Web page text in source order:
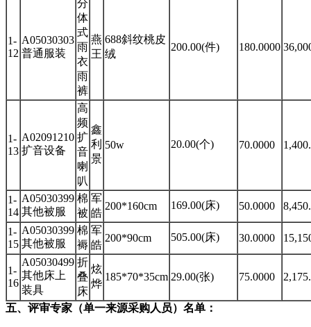
1-
12
A05030303
普通服装
分
体
式
雨
衣
雨
裤
燕
王
688斜纹桃皮
绒
200.00(件) 180.0000
1-
13
A02091210
扩音设备
高
频
扩
音
喇
叭
鑫
利
景
50w 20.00(个) 70.0000
1-
14
A05030399
其他被服
棉
被
军
皓
200*160cm 169.00(床) 50.0000
1-
15
A05030399
其他被服
棉
褥
军
皓
200*90cm 505.00(床) 30.0000
1-
16
A05030499
其他床上
装具
折
叠
床
炫
烨
185*70*35cm 29.00(张) 75.0000
五、评审专家（单一来源采购人员）名单：